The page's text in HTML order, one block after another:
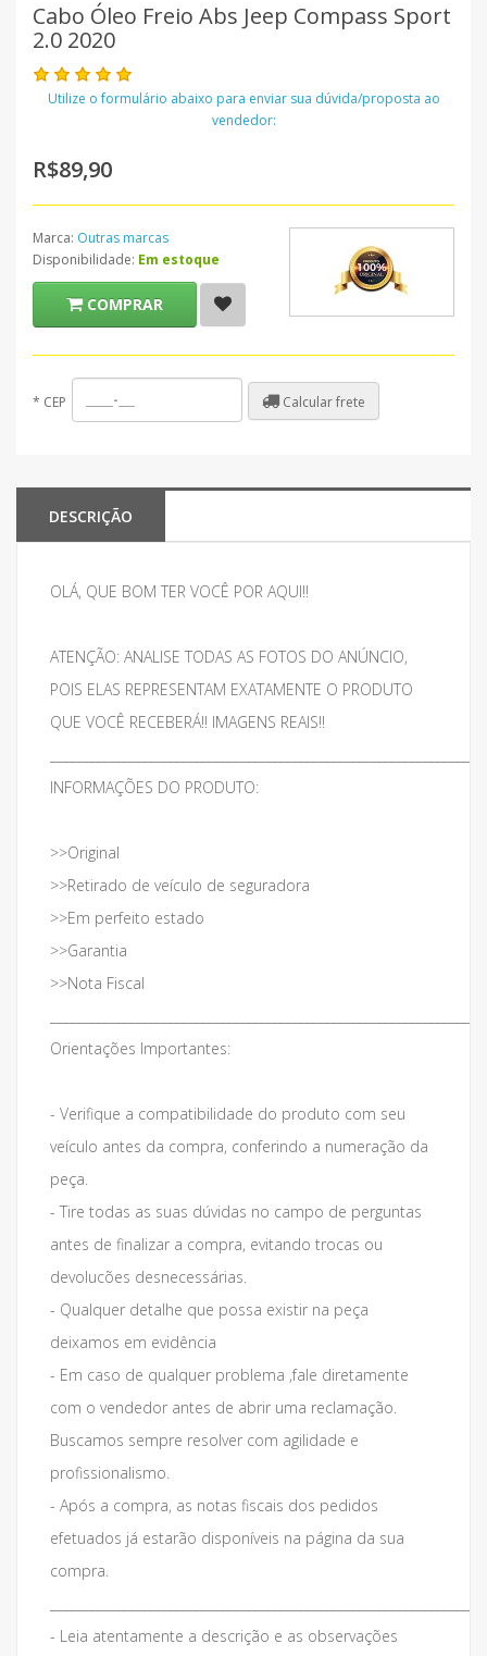
Cabo Óleo Freio Abs Jeep Compass Sport
2.0 2020
Utilize o formulário abaixo para enviar sua dúvida/proposta ao
vendedor:
R$89,90
Marca: Outras marcas
Disponibilidade: Em estoque
COMPRAR
* CEP Calcular frete
DESCRIÇÃO
OLÁ, QUE BOM TER VOCÊ POR AQUI!!
ATENÇÃO: ANALISE TODAS AS FOTOS DO ANÚNCIO,
POIS ELAS REPRESENTAM EXATAMENTE O PRODUTO
QUE VOCÊ RECEBERÁ!! IMAGENS REAIS!!
INFORMAÇÕES DO PRODUTO:
>>Original
>>Retirado de veículo de seguradora
>>Em perfeito estado
>>Garantia
>>Nota Fiscal
Orientações Importantes:
- Verifique a compatibilidade do produto com seu
veículo antes da compra, conferindo a numeração da
peça.
- Tire todas as suas dúvidas no campo de perguntas
antes de finalizar a compra, evitando trocas ou
devolucões desnecessárias.
- Qualquer detalhe que possa existir na peça
deixamos em evidência
- Em caso de qualquer problema ,fale diretamente
com o vendedor antes de abrir uma reclamação.
Buscamos sempre resolver com agilidade e
profissionalismo.
- Após a compra, as notas fiscais dos pedidos
efetuados já estarão disponíveis na página da sua
compra.
- Leia atentamente a descrição e as observações